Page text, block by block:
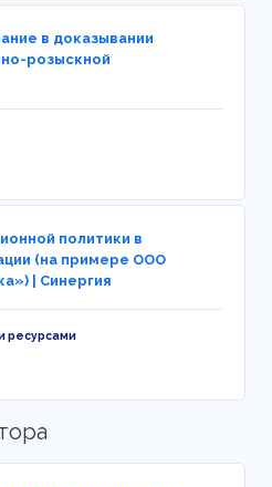
в доказывании
розыскной
политики в
(на примере ООО
| Синергия
ресурсами